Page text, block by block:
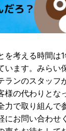
を考える時間は
います。みらい
ランのスタッフ
様の代わりとな
力で取り組んで
にお問い合わせ